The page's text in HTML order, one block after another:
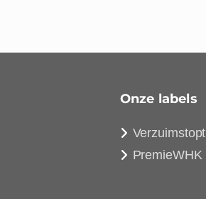
Onze labels
Verzuimstopt
PremieWHK